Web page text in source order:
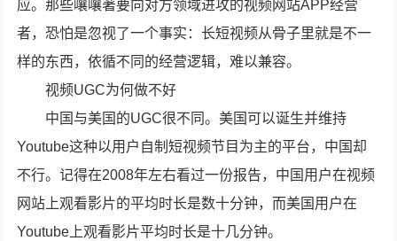
应。那些嚷嚷著要向对方领域进攻的视频网站APP经营
者，恐怕是忽视了一个事实：长短视频从骨子里就是不一
样的东西，依循不同的经营逻辑，难以兼容。
视频UGC为何做不好
中国与美国的UGC很不同。美国可以诞生并维持
Youtube这种以用户自制短视频节目为主的平台，中国却
不行。记得在2008年左右看过一份报告，中国用户在视频
网站上观看影片的平均时长是数十分钟，而美国用户在
Youtube上观看影片平均时长是十几分钟。